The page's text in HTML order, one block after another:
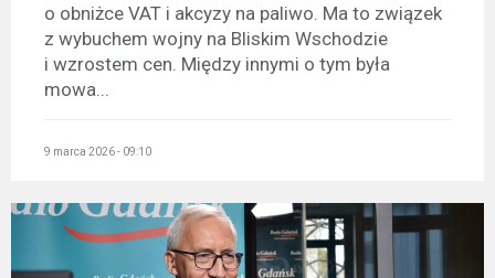
o obniżce VAT i akcyzy na paliwo. Ma to związek
z wybuchem wojny na Bliskim Wschodzie
i wzrostem cen. Między innymi o tym była
mowa...
9 marca 2026 - 09:10